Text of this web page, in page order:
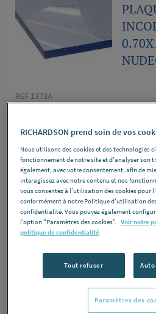
REF 1373A
NUDEC
RICHARDSON prend soin de vos
Nous utilisons des cookies et des technologies
fonctionnement de notre site et d'analyser son
également, avec votre consentement, afin de
interagissez avec notre contenu et nos
vous consentez à l’utilisation des cookies pour
conformément à notre Politique d'utilisation
confidentialité. Vous pouvez également
l’option "Paramètres des cookies”. Voir notre
politique de confidentialité
Tout refuser
Paramètres des